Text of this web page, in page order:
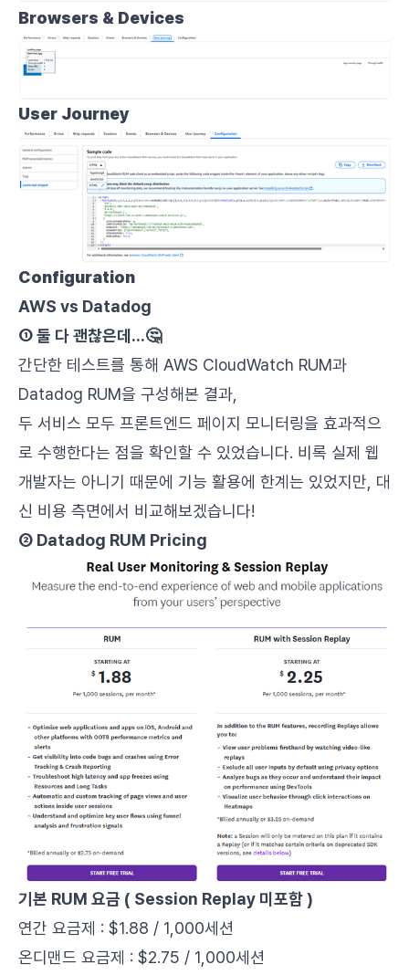
Browsers & Devices
User Journey
Configuration
AWS vs Datadog
① 둘 다 괜찮은데...🤔
간단한 테스트를 통해 AWS CloudWatch RUM과
Datadog RUM을 구성해본 결과,
두 서비스 모두 프론트엔드 페이지 모니터링을 효과적으
로 수행한다는 점을 확인할 수 있었습니다. 비록 실제 웹
개발자는 아니기 때문에 기능 활용에 한계는 있었지만, 대
신 비용 측면에서 비교해보겠습니다!
② Datadog RUM Pricing
기본 RUM 요금 ( Session Replay 미포함 )
연간 요금제 : $1.88 / 1,000세션
온디맨드 요금제 : $2.75 / 1,000세션